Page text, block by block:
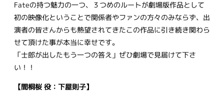
Fateの持つ魅力の一つ、３つめのルートが劇場版作品として
初の映像化ということで関係者やファンの方々のみならず、出
演者の皆さんからも熱望されてきたこの作品に引き続き関わら
せて頂けた事が本当に幸せです。
「士郎が出したもう一つの答え」ぜひ劇場で見届けて下さ
い！！
【間桐桜 役：下屋則子】